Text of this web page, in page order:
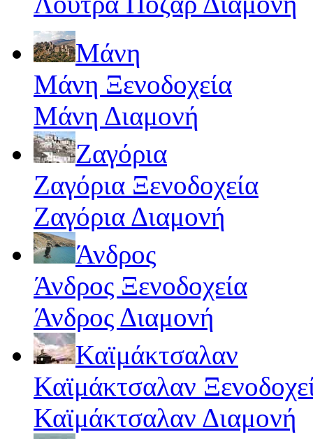
Μάνη
Μάνη Ξενοδοχεία
Μάνη Διαμονή
Ζαγόρια
Ζαγόρια Ξενοδοχεία
Ζαγόρια Διαμονή
Άνδρος
Άνδρος Ξενοδοχεία
Άνδρος Διαμονή
Καϊμάκτσαλαν
Καϊμάκτσαλαν
Καϊμάκτσαλαν Διαμονή